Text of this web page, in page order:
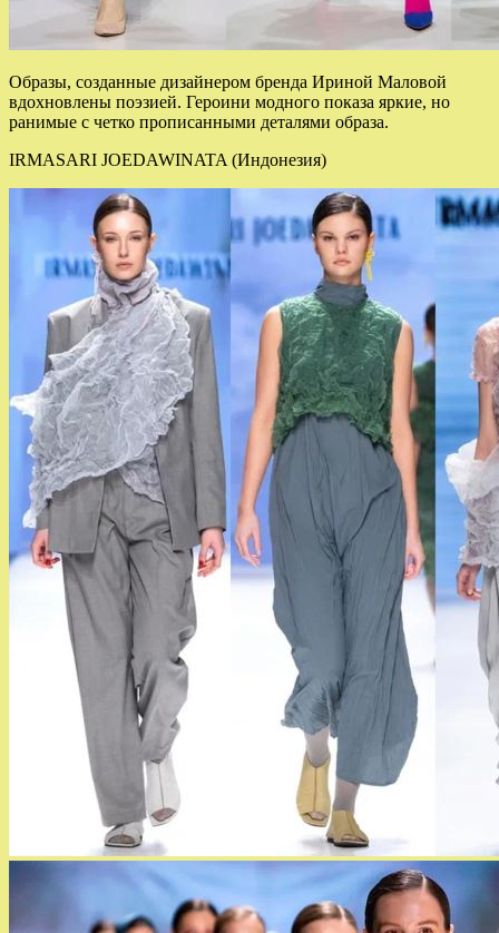
Образы, созданные дизайнером бренда Ириной Маловой
вдохновлены поэзией. Героини модного показа яркие, но
ранимые с четко прописанными деталями образа.
IRMASARI JOEDAWINATA (Индонезия)